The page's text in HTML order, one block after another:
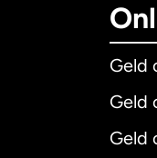
Geld
Geld
Geld